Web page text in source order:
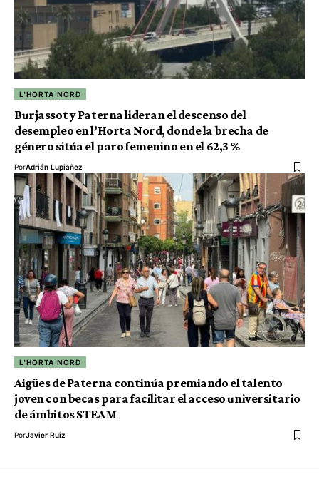
L'HORTA NORD
Burjassot y Paterna lideran el descenso del
desempleo en l’Horta Nord, donde la brecha de
género sitúa el paro femenino en el 62,3 %
PorAdrián Lupiáñez
L'HORTA NORD
Aigües de Paterna continúa premiando el talento
joven con becas para facilitar el acceso universitario
de ámbitos STEAM
PorJavier Ruiz